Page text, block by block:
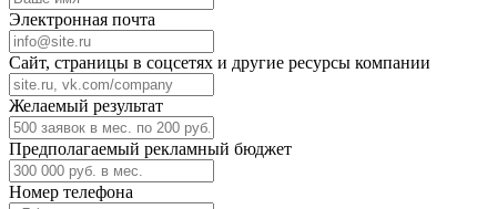
Электронная почта
Сайт, страницы в соцсетях и другие ресурсы компании
Желаемый результат
Предполагаемый рекламный бюджет
Номер телефона